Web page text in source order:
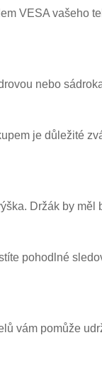
VESA vašeho
nebo
je důležité
Držák by měl
pohodlné
vám pomůže